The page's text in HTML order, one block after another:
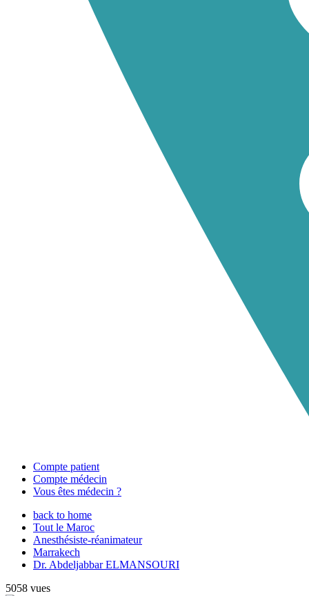
Compte patient
Compte médecin
Vous êtes médecin ?
back to home
Tout le Maroc
Anesthésiste-réanimateur
Marrakech
Dr. Abdeljabbar ELMANSOURI
5058 vues